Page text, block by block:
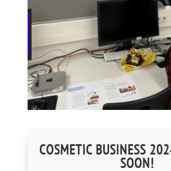
COSMETIC BUSINESS
SOON!